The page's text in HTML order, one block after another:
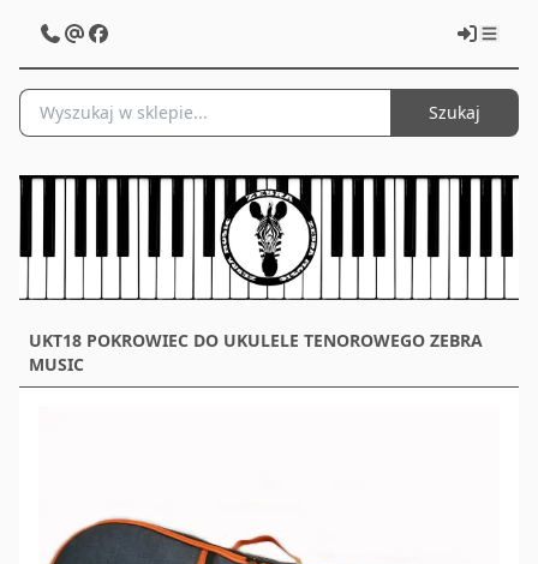
Szukaj
UKT18 POKROWIEC DO UKULELE TENOROWEGO ZEBRA
MUSIC